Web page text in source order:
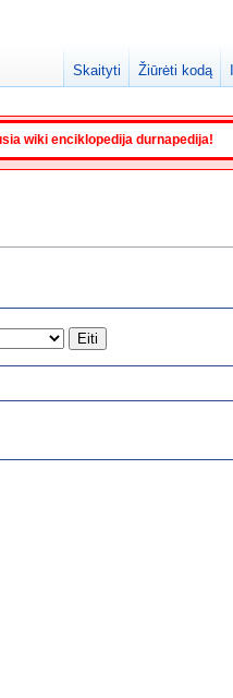
wiki enciklopedija durnapedija!
Skaityti Žiūrėti kodą